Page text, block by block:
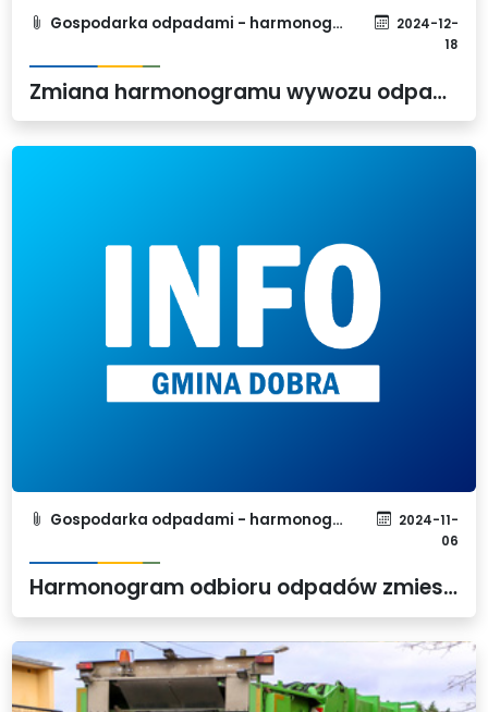
Gospodarka odpadami - harmonogram
2024-12-
18
Zmiana harmonogramu wywozu odpadów w związku ze Świętami Bożego Narodzenia
Gospodarka odpadami - harmonogram
2024-11-
06
Harmonogram odbioru odpadów zmieszanych w związku ze zbliżającym się Świętem Niepodległości